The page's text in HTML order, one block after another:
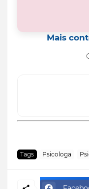
Mais
Tags Psicologa